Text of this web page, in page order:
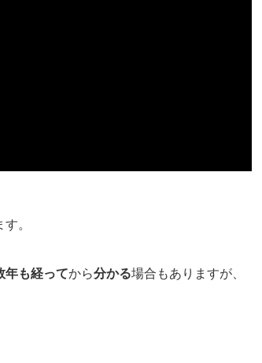
。
年も経ってから分かる場合もありますが、